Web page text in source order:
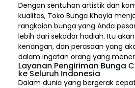
Dengan sentuhan artistik dan
kualitas, Toko Bunga Khayla
rangkaian bunga yang Anda
lebih dari sekadar hadiah. Itu
kenangan, dan perasaan yang
dalam ingatan orang yang
Layanan Pengiriman Bunga
ke Seluruh Indonesia
Dalam dunia yang bergerak